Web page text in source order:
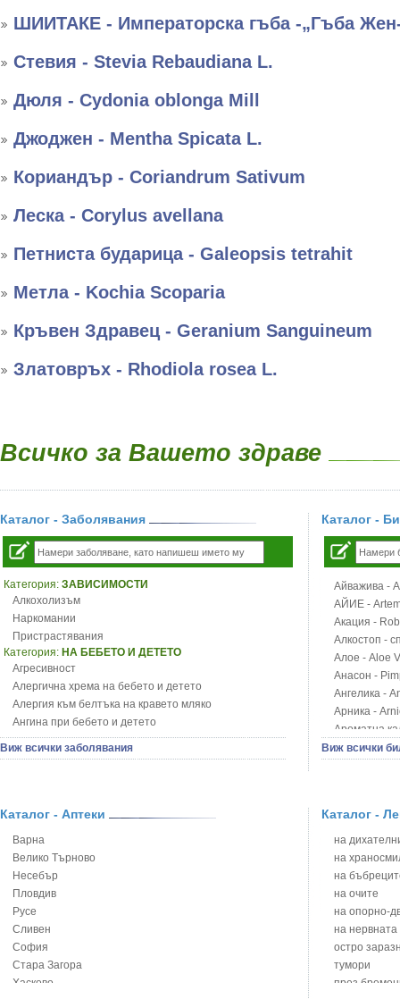
ШИИТАКЕ - Императорска гъба -„Гъба
Стевия - Stevia Rebaudiana L.
Дюля - Cydonia oblonga Mill
Джоджен - Mentha Spicata L.
Кориандър - Coriandrum Sativum
Леска - Corylus avellana
Петниста бударица - Galeopsis tetrahit
Метла - Kochia Scoparia
Кръвен Здравец - Geranium Sanguineum
Златовръх - Rhodiola rosea L.
Всичко за Вашето здраве
Каталог - Заболявания
Категория: ЗАВИСИМОСТИ
Алкохолизъм
Наркомании
Пристрастявания
Категория: НА БЕБЕТО И ДЕТЕТО
Агресивност
Алергична хрема на бебето и детето
Алергия към белтъка на кравето мляко
Ангина при бебето и детето
Анемия при бебето и детето
Апетит - пълни деца
Бронхиална астма при бебето и детето
Варицела
Висока температура на бебето и детето
Възпаление на ушите на бебето и детето
Глисти
Грижа за пъпа на новороденото
Грип при бебето и детето
Гърч
Да отгледам и възпитам детето си
Виж всички заболявания
Каталог -
Айважива -
АЙИЕ -
Акация -
Алкостоп -
Алое - Aloe
Анасон -
Ангелика -
Арника -
Ароматна
Арония -
Блатен
Блян
Бобови
Божур -
Борови
Босилек -
Брей -
Брош -
Бръшлян -
Бряст -
Виж всички
Каталог - Аптеки
Варна
Велико Търново
Несебър
Пловдив
Русе
Сливен
София
Стара Загора
Хасково
Каталог -
на
на
на
на очите
на опорно-
на нервната
остро
тумори
през